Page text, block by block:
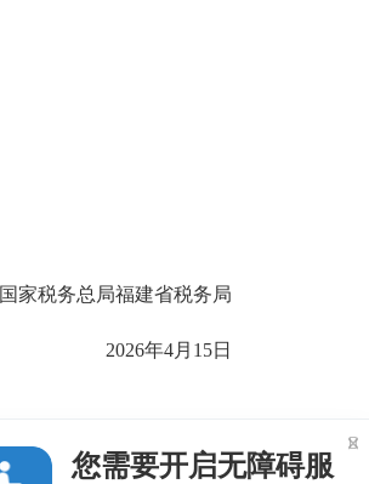
国家税务总局福建省税务局
2026年4月15日
您需要开启无障碍服
